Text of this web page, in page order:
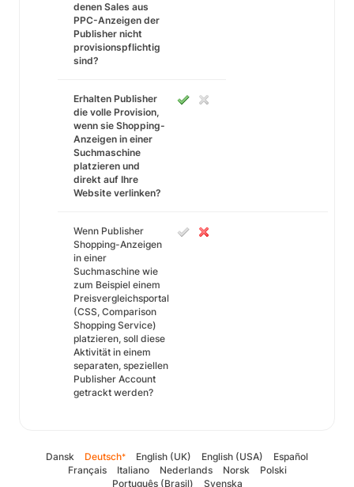
denen Sales aus
PPC-Anzeigen der
Publisher nicht
provisionspflichtig
sind?
Erhalten Publisher
die volle Provision,
wenn sie Shopping-
Anzeigen in einer
Suchmaschine
platzieren und
direkt auf Ihre
Website verlinken?
Wenn Publisher
Shopping-Anzeigen
in einer
Suchmaschine wie
zum Beispiel einem
Preisvergleichsportal
(CSS, Comparison
Shopping Service)
platzieren, soll diese
Aktivität in einem
separaten, speziellen
Publisher Account
getrackt werden?
Dansk Deutsch* English (UK) English (USA)
Español
Français
Italiano Nederlands Norsk
Polski
Português (Brasil)
Svenska